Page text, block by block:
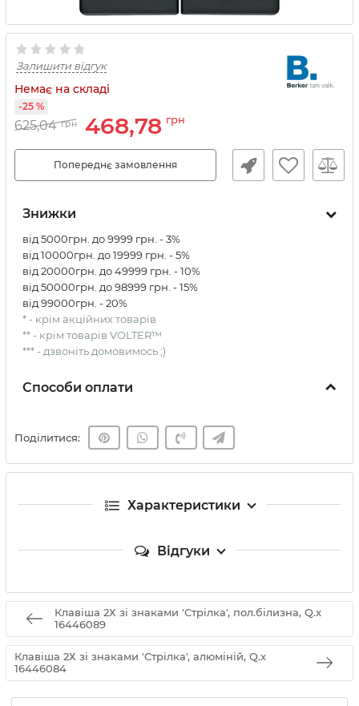
Залишити відгук
Немає на складі
625,04 грн 468,78 грн
-25 %
Попереднє замовлення
Знижки
від 5000грн. до 9999 грн. - 3%
від 10000грн. до 19999 грн. - 5%
від 20000грн. до 49999 грн. - 10%
від 50000грн. до 98999 грн. - 15%
від 99000грн. - 20%
* - крім акційних товарів
** - крім товарів VOLTER™
*** - дзвоніть домовимось ;)
Способи оплати
Поділитися:
Характеристики
Відгуки
Клавіша 2Х зі знаками 'Стрілка', пол.білизна, Q.x
16446089
Клавіша 2Х зі знаками 'Стрілка', алюміній, Q.x
16446084